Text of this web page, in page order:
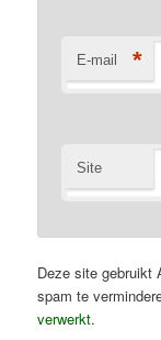
E-mail *
Site
Deze site gebruikt
spam te
verwerkt.